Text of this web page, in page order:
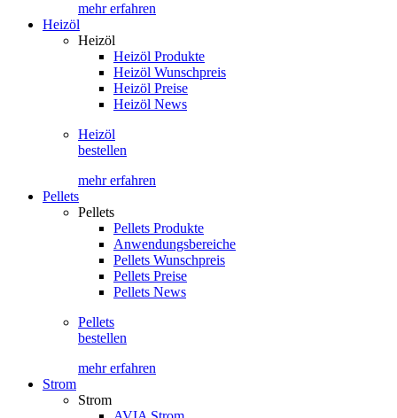
mehr erfahren
Heizöl
Heizöl
Heizöl Produkte
Heizöl Wunschpreis
Heizöl Preise
Heizöl News
Heizöl
bestellen
mehr erfahren
Pellets
Pellets
Pellets Produkte
Anwendungsbereiche
Pellets Wunschpreis
Pellets Preise
Pellets News
Pellets
bestellen
mehr erfahren
Strom
Strom